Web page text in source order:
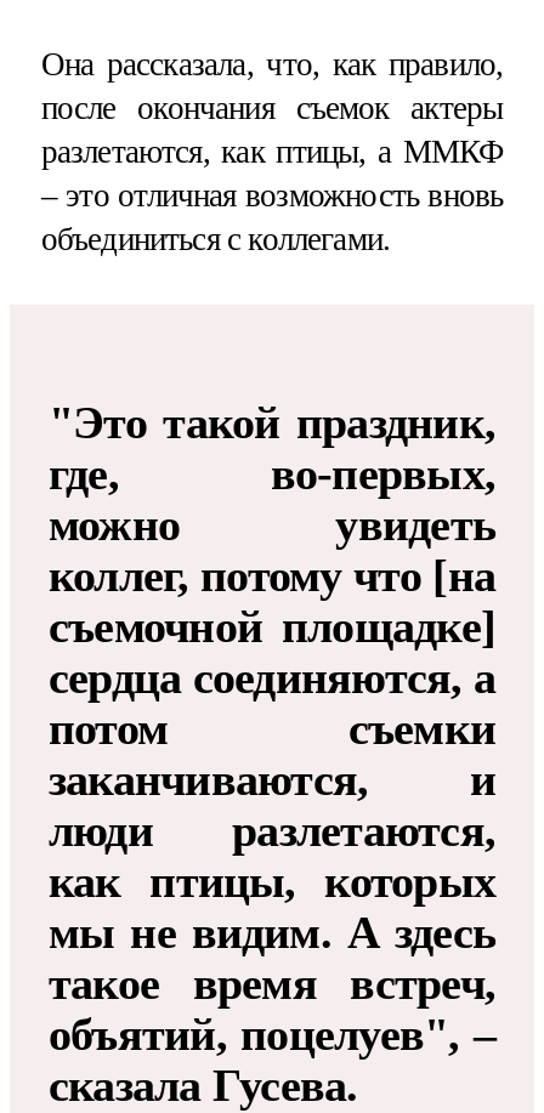
Она рассказала, что, как правило,
после окончания съемок актеры
разлетаются, как птицы, а ММКФ
– это отличная возможность вновь
объединиться с коллегами.
"Это такой праздник,
где, во-первых,
можно увидеть
коллег, потому что [на
съемочной площадке]
сердца соединяются, а
потом съемки
заканчиваются, и
люди разлетаются,
как птицы, которых
мы не видим. А здесь
такое время встреч,
объятий, поцелуев", –
сказала Гусева.